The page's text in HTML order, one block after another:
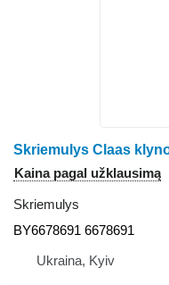
Kaina pagal užklausimą
Skriemulys
BY6678691 6678691
Ukraina, Kyiv